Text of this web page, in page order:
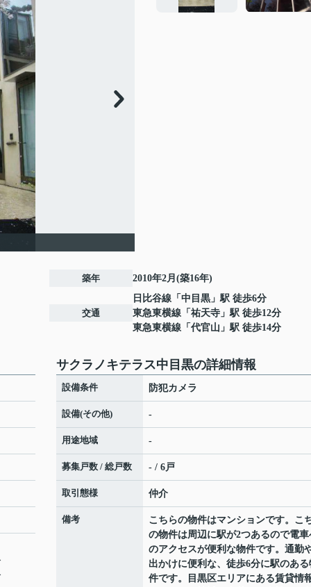
築年 2010年2月(築16年)
交通
日比谷線 「 中目黒 」駅 徒歩6分
東急東横線 「 祐天寺 」駅 徒歩12分
東急東横線 「 代官山 」駅 徒歩14分
サクラノキテラス中目黒の詳細情報
設備条件 防犯カメラ
設備(その他) -
用途地域 -
募集戸数 / 総戸数 - / 6戸
取引態様 仲介
備考
こちらの物件はマンションです。こ
の物件は周辺に駅が2つあるので電車
のアクセスが便利な物件です。通勤
出かけに便利な、徒歩6分に駅のある
件です。目黒区エリアにある賃貸情